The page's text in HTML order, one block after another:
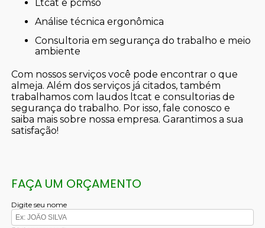
ltcat e pcmso
análise técnica ergonômica
consultoria em segurança do trabalho e meio
ambiente
Com nossos serviços você pode encontrar o que
almeja. Além dos serviços já citados, também
trabalhamos com laudos ltcat e consultorias de
segurança do trabalho. Por isso, fale conosco e
saiba mais sobre nossa empresa. Garantimos a sua
satisfação!
FAÇA UM ORÇAMENTO
Digite seu nome